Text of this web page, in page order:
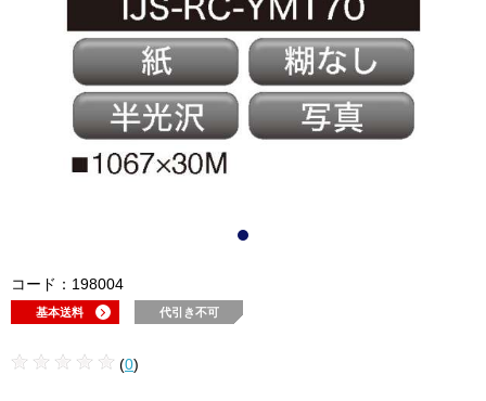
コード：198004
基本送料 代引き不可
(0)